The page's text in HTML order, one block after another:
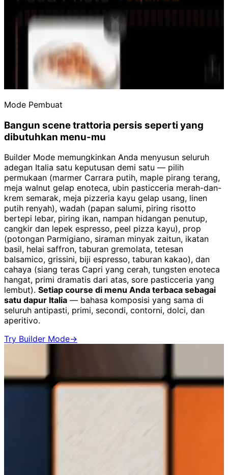
Mode Pembuat
Bangun scene trattoria persis seperti yang
dibutuhkan menu-mu
Builder Mode memungkinkan Anda menyusun seluruh
adegan Italia satu keputusan demi satu — pilih
permukaan (marmer Carrara putih, maple pirang terang,
meja walnut gelap enoteca, ubin pasticceria merah-dan-
krem semarak, meja pizzeria kayu gelap usang, linen
putih renyah), wadah (papan salumi, piring risotto
bertepi lebar, piring ikan, nampan hidangan penutup,
cangkir dan lepek espresso, peel pizza kayu), prop
(potongan Parmigiano, siraman minyak zaitun, ikatan
basil, helai saffron, taburan gremolata, tetesan
balsamico, grissini, biji espresso, taburan kakao), dan
cahaya (siang teras Capri yang cerah, tungsten enoteca
hangat, primi dramatis dari atas, sore pasticceria yang
lembut). Setiap course di menu Anda terbaca sebagai
satu dapur Italia — bahasa komposisi yang sama di
seluruh antipasti, primi, secondi, contorni, dolci, dan
aperitivo.
Try Builder Mode→